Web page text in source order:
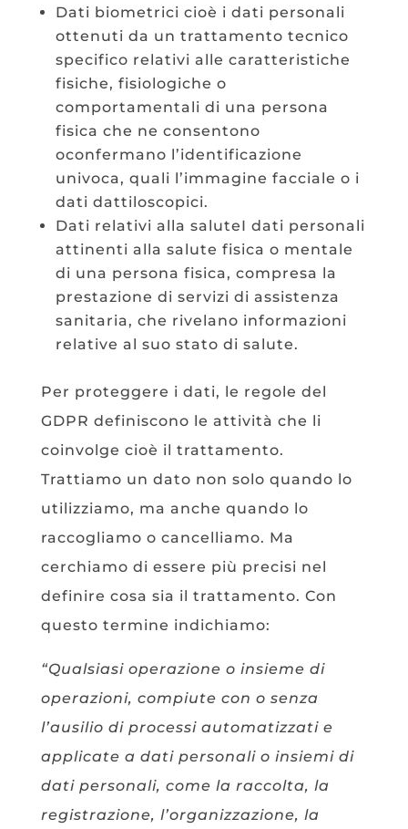
Dati biometrici cioè i dati personali
ottenuti da un trattamento tecnico
specifico relativi alle caratteristiche
fisiche, fisiologiche o
comportamentali di una persona
fisica che ne consentono
oconfermano l’identificazione
univoca, quali l’immagine facciale o i
dati dattiloscopici.
Dati relativi alla saluteI dati personali
attinenti alla salute fisica o mentale
di una persona fisica, compresa la
prestazione di servizi di assistenza
sanitaria, che rivelano informazioni
relative al suo stato di salute.
Per proteggere i dati, le regole del
GDPR definiscono le attività che li
coinvolge cioè il trattamento.
Trattiamo un dato non solo quando lo
utilizziamo, ma anche quando lo
raccogliamo o cancelliamo. Ma
cerchiamo di essere più precisi nel
definire cosa sia il trattamento. Con
questo termine indichiamo:
“Qualsiasi operazione o insieme di
operazioni, compiute con o senza
l’ausilio di processi automatizzati e
applicate a dati personali o insiemi di
dati personali, come la raccolta, la
registrazione, l’organizzazione, la